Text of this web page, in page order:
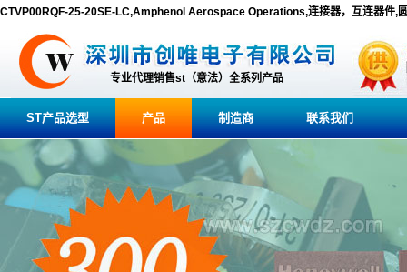
CTVP00RQF-25-20SE-LC,Amphenol Aerospace Operations,连接器，互连器件,
专业代理销售st（意法）全系列产品
ST产品选型 产品 制造商 联系我们